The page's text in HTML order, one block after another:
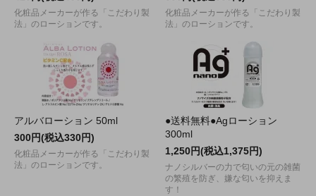
化粧品メーカーが作る「こだわり製
法」のローションです。
化粧品メーカーが作る「こだわり製
法」のローションです。
アルバローション 50ml
300円(税込330円)
化粧品メーカーが作る「こだわり製
法」のローションです。
●送料無料●Agローション
300ml
1,250円(税込1,375円)
ナノシルバーの力で匂いの元の雑菌
の繁殖を防ぎ、嫌な匂いを抑えま
す！